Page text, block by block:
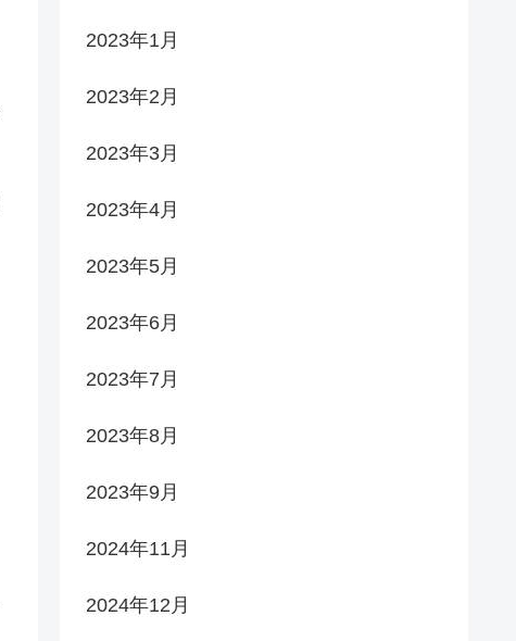
2023年1月
2023年2月
2023年3月
2023年4月
2023年5月
2023年6月
2023年7月
2023年8月
2023年9月
2024年11月
2024年12月